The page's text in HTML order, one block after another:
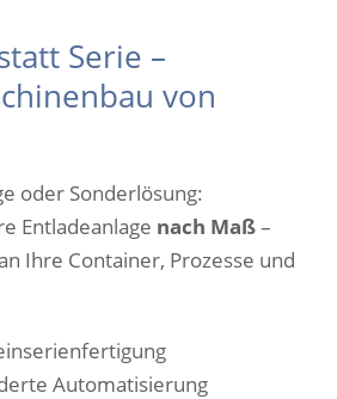
Serie –
von
oder Sonderlösung:
Entladeanlage nach Maß–
Ihre Container, Prozesse und
Automatisierung